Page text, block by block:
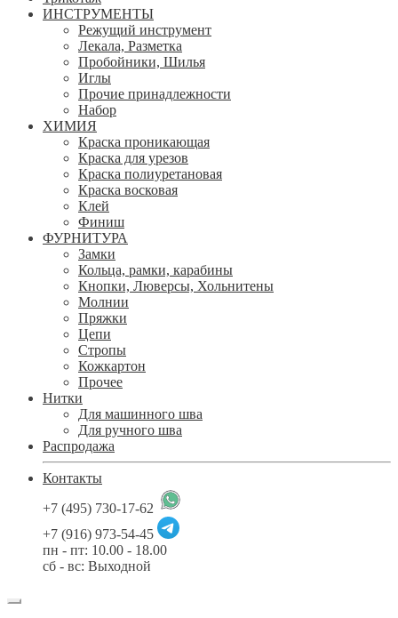
ИНСТРУМЕНТЫ
Режущий инструмент
Лекала, Разметка
Пробойники, Шилья
Иглы
Прочие принадлежности
Набор
ХИМИЯ
Краска проникающая
Краска для урезов
Краска полиуретановая
Краска восковая
Клей
Финиш
ФУРНИТУРА
Замки
Кольца, рамки, карабины
Кнопки, Люверсы, Хольнитены
Молнии
Пряжки
Цепи
Стропы
Кожкартон
Прочее
Нитки
Для машинного шва
Для ручного шва
Распродажа
Контакты
+7 (495) 730-17-62
+7 (916) 973-54-45
пн - пт: 10.00 - 18.00
сб - вс: Выходной